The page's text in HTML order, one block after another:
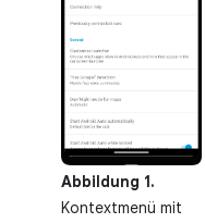
Abbildung 1.
Kontextmenü mit